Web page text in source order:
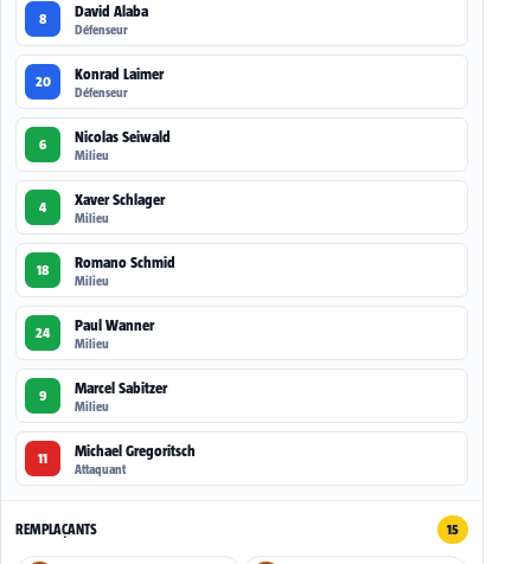
8 David Alaba
Défenseur
20 Konrad Laimer
Défenseur
6 Nicolas Seiwald
Milieu
4 Xaver Schlager
Milieu
18 Romano Schmid
Milieu
24 Paul Wanner
Milieu
9 Marcel Sabitzer
Milieu
11 Michael Gregoritsch
Attaquant
REMPLAÇANTS 15